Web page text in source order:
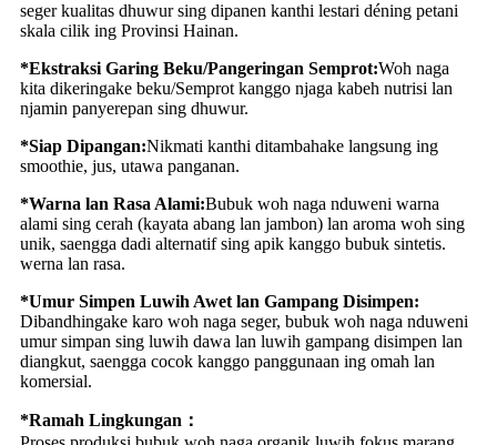
seger kualitas dhuwur sing dipanen kanthi lestari déning petani
skala cilik ing Provinsi Hainan.
*Ekstraksi Garing Beku/Pangeringan Semprot:Woh naga
kita dikeringake beku/Semprot kanggo njaga kabeh nutrisi lan
njamin panyerepan sing dhuwur.
*Siap Dipangan:Nikmati kanthi ditambahake langsung ing
smoothie, jus, utawa panganan.
*Warna lan Rasa Alami:Bubuk woh naga nduweni warna
alami sing cerah (kayata abang lan jambon) lan aroma woh sing
unik, saengga dadi alternatif sing apik kanggo bubuk sintetis.
werna lan rasa.
*Umur Simpen Luwih Awet lan Gampang Disimpen:
Dibandhingake karo woh naga seger, bubuk woh naga nduweni
umur simpan sing luwih dawa lan luwih gampang disimpen lan
diangkut, saengga cocok kanggo panggunaan ing omah lan
komersial.
*Ramah Lingkungan：